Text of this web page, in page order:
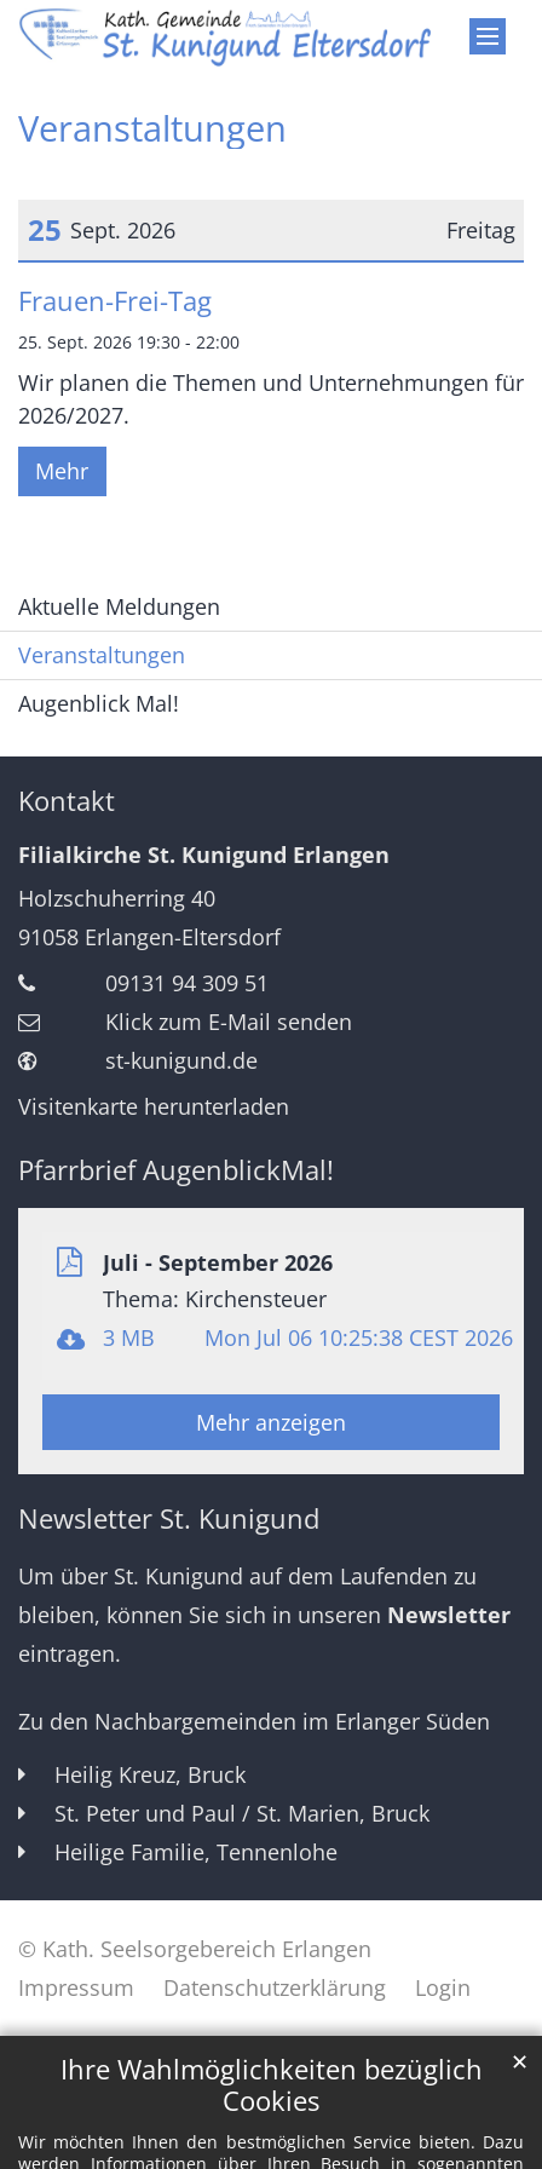
Ihre Wahlmöglichkeiten bezüglich
Cookies
Wir möchten Ihnen den bestmöglichen Service bieten. Dazu
werden Informationen über Ihren Besuch in sogenannten
✕
Zum Inhalt springen
Veranstaltungen
Freitag
25 Sept. 2026
Datum: 25. September 2026
Frauen-Frei-Tag
25. Sept. 2026 19:30 - 22:00
Wir planen die Themen und Unternehmungen für
2026/2027.
Mehr
Aktuelle Meldungen
Veranstaltungen
Augenblick Mal!
Kontakt
Filialkirche St. Kunigund Erlangen
Holzschuherring 40
91058 Erlangen-Eltersdorf
09131 94 309 51
Klick zum E-Mail senden
st-kunigund.de
Visitenkarte herunterladen
Pfarrbrief AugenblickMal!
Juli - September 2026
Thema: Kirchensteuer
3 MB
Mon Jul 06 10:25:38 CEST 2026
Mehr anzeigen
Newsletter St. Kunigund
Um über St. Kunigund auf dem Laufenden zu
bleiben, können Sie sich in unseren Newsletter
eintragen.
Zu den Nachbargemeinden im Erlanger Süden
Heilig Kreuz, Bruck
St. Peter und Paul / St. Marien, Bruck
Heilige Familie, Tennenlohe
© Kath. Seelsorgebereich Erlangen
Impressum
Datenschutzerklärung Login